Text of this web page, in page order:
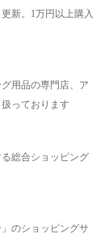
新。1万円以上購入
用品の専門店、ア
っております
総合ショッピング
のショッピングサ